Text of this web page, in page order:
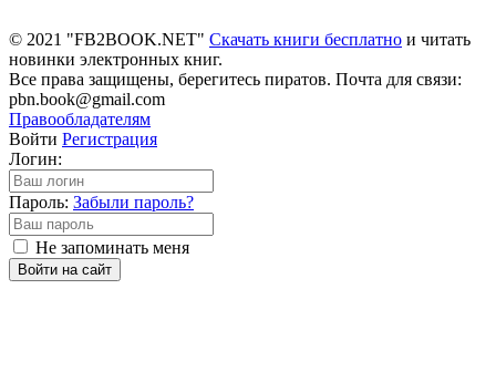
© 2021 "FB2BOOK.NET" Скачать книги бесплатно и читать
новинки электронных книг.
Все права защищены, берегитесь пиратов. Почта для связи:
pbn.book@gmail.com
Правообладателям
Войти Регистрация
Логин:
Пароль: Забыли пароль?
Не запоминать меня
Войти на сайт